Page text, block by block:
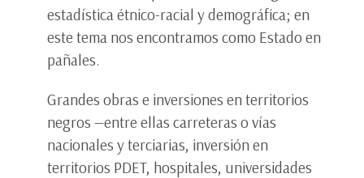
estadística étnico-racial y demográfica; en
este tema nos encontramos como Estado en
pañales.
Grandes obras e inversiones en territorios
negros —entre ellas carreteras o vías
nacionales y terciarias, inversión en
territorios PDET, hospitales, universidades